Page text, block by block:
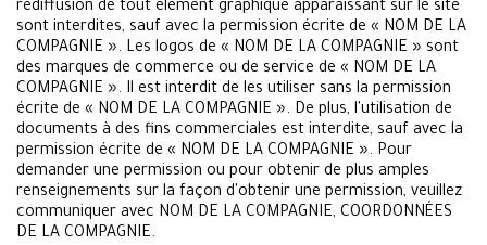
rediffusion de tout élément graphique apparaissant sur le site
sont interdites, sauf avec la permission écrite de « NOM DE LA
COMPAGNIE ». Les logos de « NOM DE LA COMPAGNIE » sont
des marques de commerce ou de service de « NOM DE LA
COMPAGNIE ». Il est interdit de les utiliser sans la permission
écrite de « NOM DE LA COMPAGNIE ». De plus, l'utilisation de
documents à des fins commerciales est interdite, sauf avec la
permission écrite de « NOM DE LA COMPAGNIE ». Pour
demander une permission ou pour obtenir de plus amples
renseignements sur la façon d'obtenir une permission, veuillez
communiquer avec NOM DE LA COMPAGNIE, COORDONNÉES
DE LA COMPAGNIE.